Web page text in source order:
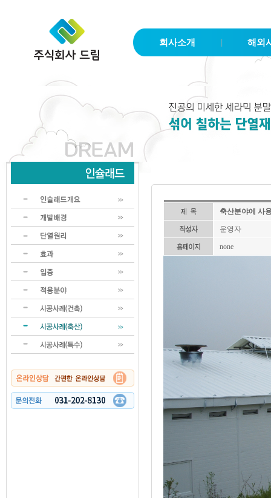
회사소개 해외
축산분야에 사
운영자
none